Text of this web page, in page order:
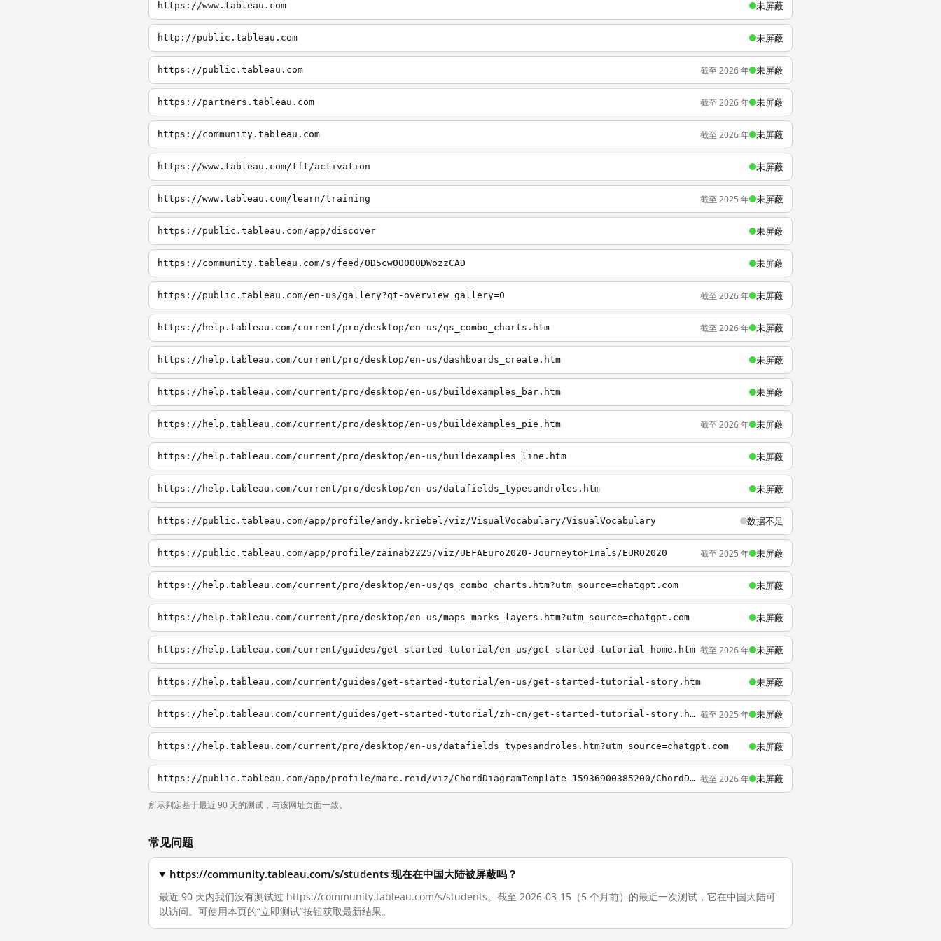
https://www.tableau.com 未屏蔽
http://public.tableau.com 未屏蔽
https://public.tableau.com 截至 2026 年 未屏蔽
https://partners.tableau.com 截至 2026 年 未屏蔽
https://community.tableau.com 截至 2026 年 未屏蔽
https://www.tableau.com/tft/activation 未屏蔽
https://www.tableau.com/learn/training 截至 2025 年 未屏蔽
https://public.tableau.com/app/discover 未屏蔽
https://community.tableau.com/s/feed/0D5cw00000DWozzCAD 未屏蔽
https://public.tableau.com/en-us/gallery?qt-overview_gallery=0 截至 2026 年 未屏蔽
https://help.tableau.com/current/pro/desktop/en-us/qs_combo_charts.htm 截至 2026 年 未屏蔽
https://help.tableau.com/current/pro/desktop/en-us/dashboards_create.htm 未屏蔽
https://help.tableau.com/current/pro/desktop/en-us/buildexamples_bar.htm 未屏蔽
https://help.tableau.com/current/pro/desktop/en-us/buildexamples_pie.htm 截至 2026 年 未屏蔽
https://help.tableau.com/current/pro/desktop/en-us/buildexamples_line.htm 未屏蔽
https://help.tableau.com/current/pro/desktop/en-us/datafields_typesandroles.htm 未屏蔽
https://public.tableau.com/app/profile/andy.kriebel/viz/VisualVocabulary/VisualVocabulary 数据不足
https://public.tableau.com/app/profile/zainab2225/viz/UEFAEuro2020-JourneytoFInals/EURO2020 截至 2025 年 未屏蔽
https://help.tableau.com/current/pro/desktop/en-us/qs_combo_charts.htm?utm_source=chatgpt.com 未屏蔽
https://help.tableau.com/current/pro/desktop/en-us/maps_marks_layers.htm?utm_source=chatgpt.com 未屏蔽
https://help.tableau.com/current/guides/get-started-tutorial/en-us/get-started-tutorial-home.htm 截至 2026 年 未屏蔽
https://help.tableau.com/current/guides/get-started-tutorial/en-us/get-started-tutorial-story.htm 未屏蔽
https://help.tableau.com/current/guides/get-started-tutorial/zh-cn/get-started-tutorial-story.htm 截至 2025 年 未屏蔽
https://help.tableau.com/current/pro/desktop/en-us/datafields_typesandroles.htm?utm_source=chatgpt.com 未屏蔽
https://public.tableau.com/app/profile/marc.reid/viz/ChordDiagramTemplate_15936900385200/ChordDiagramBarCharts 截至 2026 年 未屏蔽
所示判定基于最近 90 天的测试，与该网址页面一致。
常见问题
https://community.tableau.com/s/students 现在在中国大陆被屏蔽吗？
最近 90 天内我们没有测试过 https://community.tableau.com/s/students。截至 2026-03-15（5 个月前）的最近一次测试，它在中国大陆可
以访问。可使用本页的“立即测试”按钮获取最新结果。